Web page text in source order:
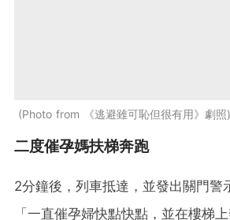
Photo from 《逃避雖可恥但很有用》劇照
二度催孕媽扶梯奔跑
2分鐘後，列車抵達，並發出關門警
「一直催孕婦快點快點，並在樓梯